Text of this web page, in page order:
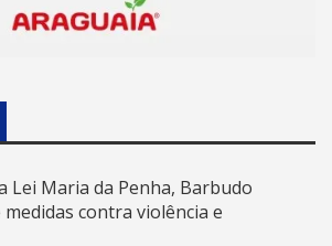
Lei Maria da Penha, Barbudo
contra violência e